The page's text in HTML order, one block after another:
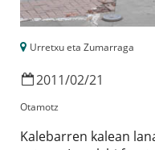
Urretxu eta Zumarraga
2011/02/21
Otamotz
Kalebarren kalean